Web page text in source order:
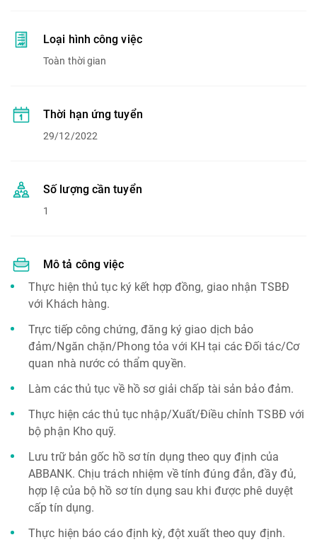
Loại hình công việc
Toàn thời gian
Thời hạn ứng tuyển
29/12/2022
Số lượng cần tuyển
1
Mô tả công việc
Thực hiện thủ tục ký kết hợp đồng, giao nhận TSBĐ
với Khách hàng.
Trực tiếp công chứng, đăng ký giao dịch bảo
đảm/Ngăn chặn/Phong tỏa với KH tại các Đối tác/Cơ
quan nhà nước có thẩm quyền.
Làm các thủ tục về hồ sơ giải chấp tài sản bảo đảm.
Thực hiện các thủ tục nhập/Xuất/Điều chỉnh TSBĐ với
bộ phận Kho quỹ.
Lưu trữ bản gốc hồ sơ tín dụng theo quy định của
ABBANK. Chịu trách nhiệm về tính đúng đắn, đầy đủ,
hợp lệ của bộ hồ sơ tín dụng sau khi được phê duyệt
cấp tín dụng.
Thực hiện báo cáo định kỳ, đột xuất theo quy định.